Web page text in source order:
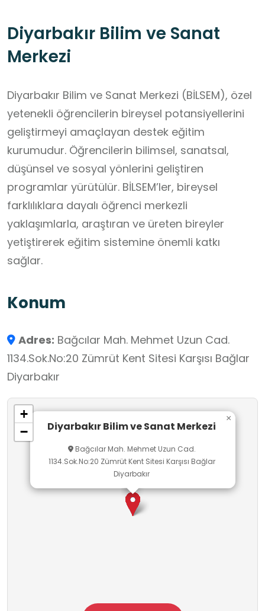
Diyarbakır Bilim ve Sanat
Merkezi
Diyarbakır Bilim ve Sanat Merkezi (BİLSEM), özel
yetenekli öğrencilerin bireysel potansiyellerini
geliştirmeyi amaçlayan destek eğitim
kurumudur. Öğrencilerin bilimsel, sanatsal,
düşünsel ve sosyal yönlerini geliştiren
programlar yürütülür. BİLSEM’ler, bireysel
farklılıklara dayalı öğrenci merkezli
yaklaşımlarla, araştıran ve üreten bireyler
yetiştirerek eğitim sistemine önemli katkı
sağlar.
Konum
Adres: Bağcılar Mah. Mehmet Uzun Cad.
1134.Sok.No:20 Zümrüt Kent Sitesi Karşısı Bağlar
Diyarbakır
Diyarbakır Bilim ve Sanat Merkezi
Bağcılar Mah. Mehmet Uzun Cad.
1134.Sok.No:20 Zümrüt Kent Sitesi Karşısı Bağlar
Diyarbakır
×
+
−